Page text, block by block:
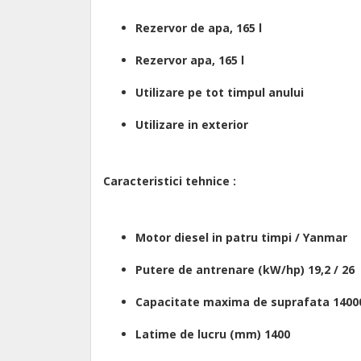
Rezervor de apa, 165 l
Rezervor apa, 165 l
Utilizare pe tot timpul anului
Utilizare in exterior
Caracteristici tehnice :
Motor diesel in patru timpi / Yanmar
Putere de antrenare (kW/hp) 19,2 / 26
Capacitate maxima de suprafata
Latime de lucru (mm) 1400